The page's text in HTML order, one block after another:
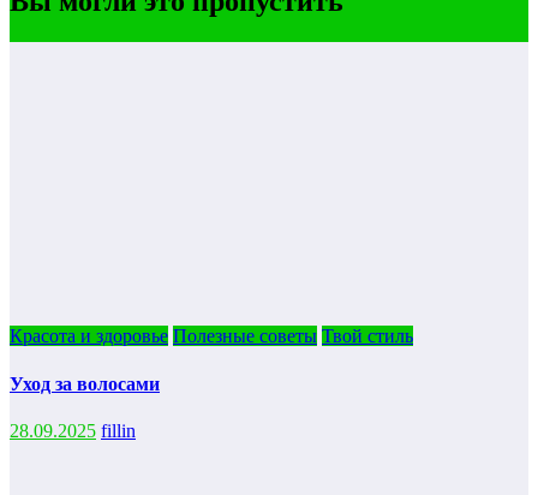
Красота и здоровье Полезные советы Твой стиль
Уход за волосами
28.09.2025 fillin